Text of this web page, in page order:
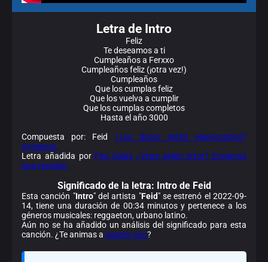
Letra de Intro
Feliz
Te deseamos a ti
Cumpleaños a Ferxxo
Cumpleaños feliz (¡otra vez!)
Cumpleaños
Que los cumplas feliz
Que los vuelva a cumplir
Que los cumplas completos
Hasta el año 3000
Compuesta por: Feid ¿Los datos están equivocados?
Avísanos.
Letra añadida por Fito Salas ¿Viste algún error? Envíanos
una revisión.
Significado de la letra: Intro de Feid
Esta canción "Intro" del artista "Feid" se estrenó el 2022-09-
14, tiene una duración de 00:34 minutos y pertenece a los
géneros musicales: reggaeton, urbano latino.
Aún no se ha añadido un análisis del significado para esta
canción. ¿Te animas a sugerir uno?